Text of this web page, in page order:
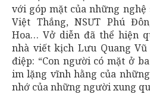
với góp mặt của những nghệ
Việt Thắng, NSƯT Phú
Hoa… Vở diễn đã thể hiện
nhà viết kịch Lưu Quang
điệp: “Con người có mặt ở
im lặng vĩnh hằng của
nhớ của những người xung